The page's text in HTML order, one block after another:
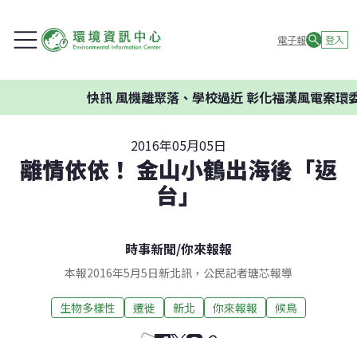
電子報 登入
風機離聚落、學校過近 彰化福漢風電案環委建
2016年05月05日
離情依依！ 金山小鶴出海後「返
台」
時事新聞/你來報報
本報2016年5月5日新北訊，公民記者瑭芯報導
生物多樣性 遷徙 新北 你來報報 候鳥